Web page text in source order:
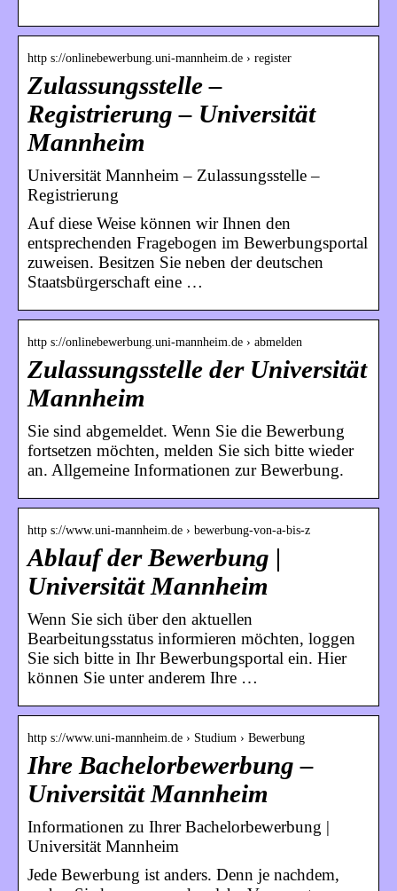
http s://onlinebewerbung.uni-mannheim.de › register
Zulassungsstelle –
Registrierung – Universität
Mannheim
Universität Mannheim – Zulassungsstelle –
Registrierung
Auf diese Weise können wir Ihnen den
entsprechenden Fragebogen im Bewerbungsportal
zuweisen. Besitzen Sie neben der deutschen
Staatsbürgerschaft eine …
http s://onlinebewerbung.uni-mannheim.de › abmelden
Zulassungsstelle der Universität
Mannheim
Sie sind abgemeldet. Wenn Sie die Bewerbung
fortsetzen möchten, melden Sie sich bitte wieder
an. Allgemeine Informationen zur Bewerbung.
http s://www.uni-mannheim.de › bewerbung-von-a-bis-z
Ablauf der Bewerbung |
Universität Mannheim
Wenn Sie sich über den aktuellen
Bearbeitungsstatus informieren möchten, loggen
Sie sich bitte in Ihr Bewerbungsportal ein. Hier
können Sie unter anderem Ihre …
http s://www.uni-mannheim.de › Studium › Bewerbung
Ihre Bachelorbewerbung –
Universität Mannheim
Informationen zu Ihrer Bachelorbewerbung |
Universität Mannheim
Jede Bewerbung ist anders. Denn je nachdem,